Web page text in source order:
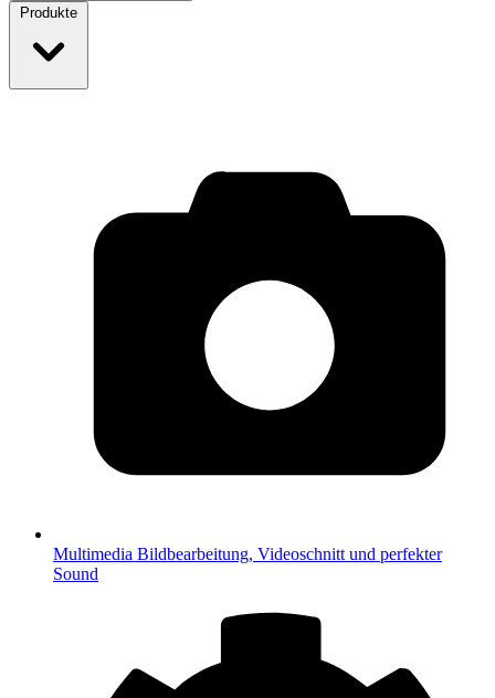
Produkte
Multimedia Bildbearbeitung, Videoschnitt und perfekter
Sound